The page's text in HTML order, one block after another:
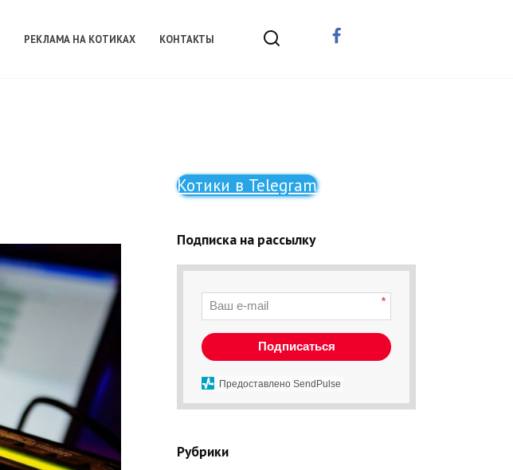
РЕКЛАМА НА КОТИКАХ КОНТАКТЫ
Котики в Telegram
Подписка на рассылку
*
Подписаться
Предоставлено SendPulse
Рубрики